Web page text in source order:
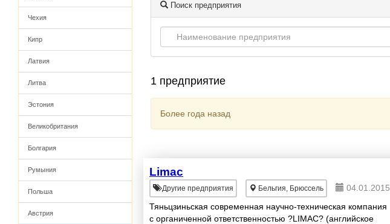
Чехия
Кипр
Латвия
Литва
Эстония
Великобритания
Болгария
Румыния
Польша
Австрия
Поиск предприятия
1 предприятие
Более года назад
Limac
Другие предприятия Бельгия, Брюссель
04.01.2015
Тяньцзиньская современная научно-техническая компания
с органиченной ответственностью ?LIMAC? (английское